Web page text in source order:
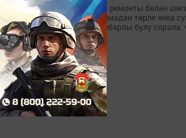
скважиналарның җир асты ремонты белән
приборлар, корылмадан төрле якка
Шуңа да гаять игътибарлы булу